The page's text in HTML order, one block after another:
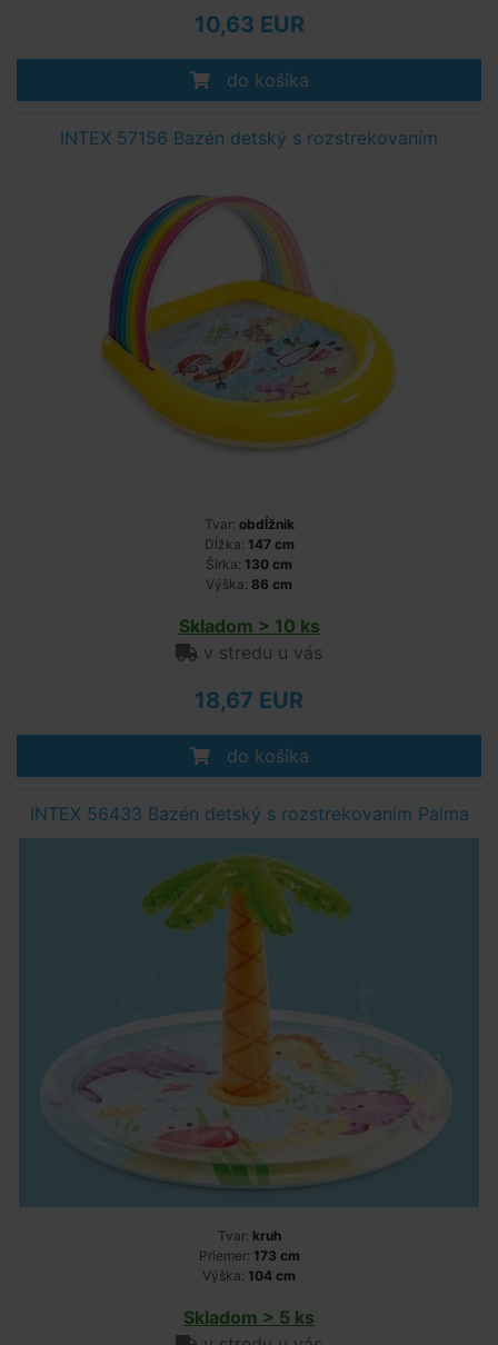
10,63 EUR
do košíka
INTEX 57156 Bazén detský s rozstrekovaním
Tvar: obdĺžnik
Dĺžka: 147 cm
Šírka: 130 cm
Výška: 86 cm
Skladom > 10 ks
v stredu u vás
18,67 EUR
do košíka
INTEX 56433 Bazén detský s rozstrekovaním Palma
Tvar: kruh
Priemer: 173 cm
Výška: 104 cm
Skladom > 5 ks